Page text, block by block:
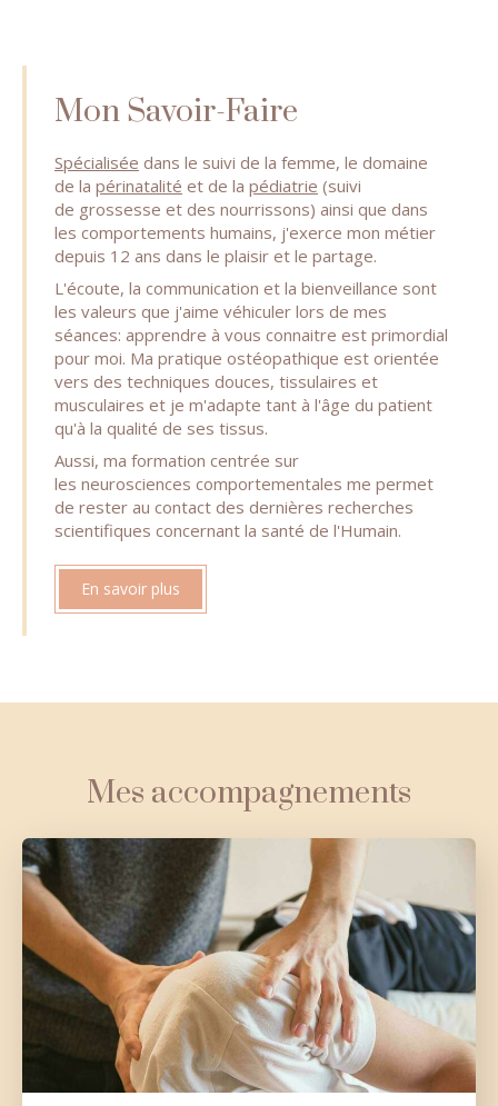
Mon Savoir-Faire
Spécialisée dans le suivi de la femme, le domaine
de la périnatalité et de la pédiatrie (suivi
de grossesse et des nourrissons) ainsi que dans
les comportements humains, j'exerce mon métier
depuis 12 ans dans le plaisir et le partage.
L'écoute, la communication et la bienveillance sont
les valeurs que j'aime véhiculer lors de mes
séances: apprendre à vous connaitre est primordial
pour moi. Ma pratique ostéopathique est orientée
vers des techniques douces, tissulaires et
musculaires et je m'adapte tant à l'âge du patient
qu'à la qualité de ses tissus.
Aussi, ma formation centrée sur
les neurosciences comportementales me permet
de rester au contact des dernières recherches
scientifiques concernant la santé de l'Humain.
En savoir plus
Mes accompagnements